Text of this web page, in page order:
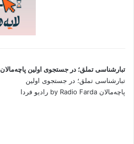
تبارشناسی تملق؛ در جستجوی اولین‌ پاچه‌مالان
تبارشناسی تملق؛ در جستجوی اولین‌
پاچه‌مالان by Radio Farda رادیو فردا